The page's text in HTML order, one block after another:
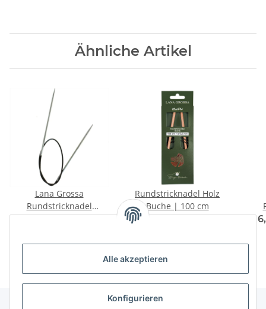
Alle akzeptieren
Konfigurieren
Ähnliche Artikel
Lana Grossa
Rundstricknadel
Messing | 100 cm
6,50 € -11,95 €*
Rundstricknadel Holz
Buche | 100 cm
5,95 € -8,95 €*